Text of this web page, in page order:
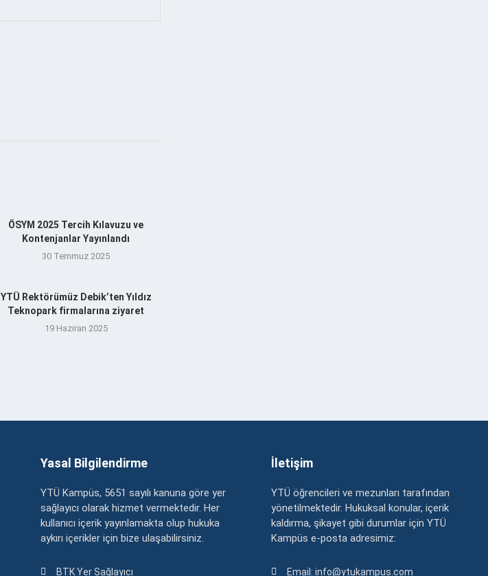
ÖSYM 2025 Tercih Kılavuzu ve
Kontenjanlar Yayınlandı
30 Temmuz 2025
YTÜ Rektörümüz Debik’ten Yıldız
Teknopark firmalarına ziyaret
19 Haziran 2025
Yasal Bilgilendirme
YTÜ Kampüs, 5651 sayılı kanuna göre yer
sağlayıcı olarak hizmet vermektedir. Her
kullanıcı içerik yayınlamakta olup hukuka
aykırı içerikler için bize ulaşabilirsiniz.
BTK Yer Sağlayıcı
İletişim
YTÜ öğrencileri ve mezunları tarafından
yönetilmektedir. Hukuksal konular, içerik
kaldırma, şikayet gibi durumlar için YTÜ
Kampüs e-posta adresimiz:
Email: info@ytukampus.com